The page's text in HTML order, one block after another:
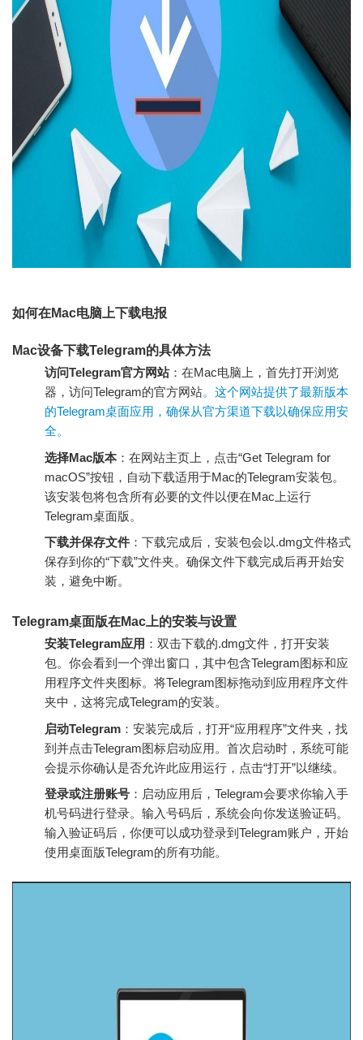
如何在Mac电脑上下载电报
Mac设备下载Telegram的具体方法
访问Telegram官方网站：在Mac电脑上，首先打开浏览
器，访问Telegram的官方网站。这个网站提供了最新版本
的Telegram桌面应用，确保从官方渠道下载以确保应用安
全。
选择Mac版本：在网站主页上，点击“Get Telegram for
macOS”按钮，自动下载适用于Mac的Telegram安装包。
该安装包将包含所有必要的文件以便在Mac上运行
Telegram桌面版。
下载并保存文件 ：下载完成后，安装包会以.dmg文件格式
保存到你的“下载”文件夹。确保文件下载完成后再开始安
装，避免中断。
Telegram桌面版在Mac上的安装与设置
安装Telegram应用 ：双击下载的.dmg文件，打开安装
包。你会看到一个弹出窗口，其中包含Telegram图标和应
用程序文件夹图标。将Telegram图标拖动到应用程序文件
夹中，这将完成Telegram的安装。
启动Telegram ：安装完成后，打开“应用程序”文件夹，找
到并点击Telegram图标启动应用。首次启动时，系统可能
会提示你确认是否允许此应用运行，点击“打开”以继续。
登录或注册账号 ：启动应用后，Telegram会要求你输入手
机号码进行登录。输入号码后，系统会向你发送验证码。
输入验证码后，你便可以成功登录到Telegram账户，开始
使用桌面版Telegram的所有功能。